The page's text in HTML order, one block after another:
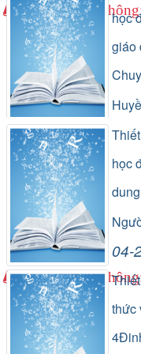
(1) (Lượt lưu
học
giáo
(1) (Lượt lưu
học
04-
(0) (Lượt lưu
thức